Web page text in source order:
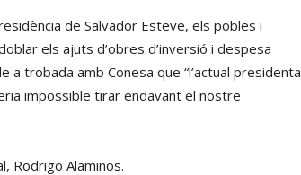
de Salvador Esteve, els pobles i
els ajuts d’obres d’inversió i despesa
a trobada amb Conesa que “l’actual presidenta
impossible tirar endavant el nostre
Rodrigo Alaminos.